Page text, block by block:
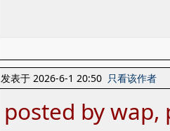
发表于 2026-6-1 20:50 只看该作者
posted by